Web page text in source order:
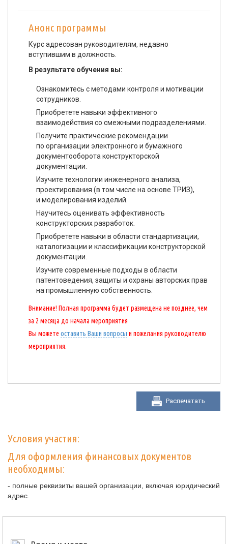
Анонс программы
Курс адресован руководителям, недавно
вступившим в должность.
В результате обучения вы:
Ознакомитесь с методами контроля и мотивации
сотрудников.
Приобретете навыки эффективного
взаимодействия со смежными подразделениями.
Получите практические рекомендации
по организации электронного и бумажного
документооборота конструкторской
документации.
Изучите технологии инженерного анализа,
проектирования (в том числе на основе ТРИЗ),
и моделирования изделий.
Научитесь оценивать эффективность
конструкторских разработок.
Приобретете навыки в области стандартизации,
каталогизации и классификации конструкторской
документации.
Изучите современные подходы в области
патентоведения, защиты и охраны авторских прав
на промышленную собственность.
Внимание! Полная программа будет размещена не позднее, чем
за 2 месяца до начала мероприятия
Вы можете оставить Ваши вопросы и пожелания руководителю
мероприятия.
Распечатать
Условия участия:
Для оформления финансовых документов
необходимы:
- полные реквизиты вашей организации, включая юридический
адрес.